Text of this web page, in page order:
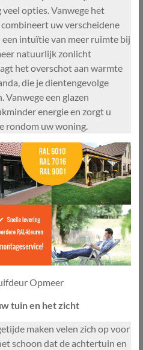
opties. Vanwege het
uw verscheidene
intuïtie van meer ruimte bij
natuurlijk zonlicht
het overschot aan warmte
die je dientengevolge
Vanwege een glazen
energie en zorgt u
rondom uw woning.
Opmeer
tuin en het zicht
maken velen zich op voor
schoon dat de achtertuin en